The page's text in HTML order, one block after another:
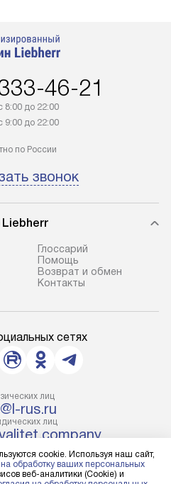
46-21
8:00 до 22:00
9:00 до 22:00
по России
звонок
Глоссарий
Помощь
Возврат и обмен
Контакты
сетях
лиц
rus.ru
лиц
РУКОВОДСТВУ
cookie. Используя наш сайт,
на обработку ваших персональных
веб-аналитики (Cookie) и